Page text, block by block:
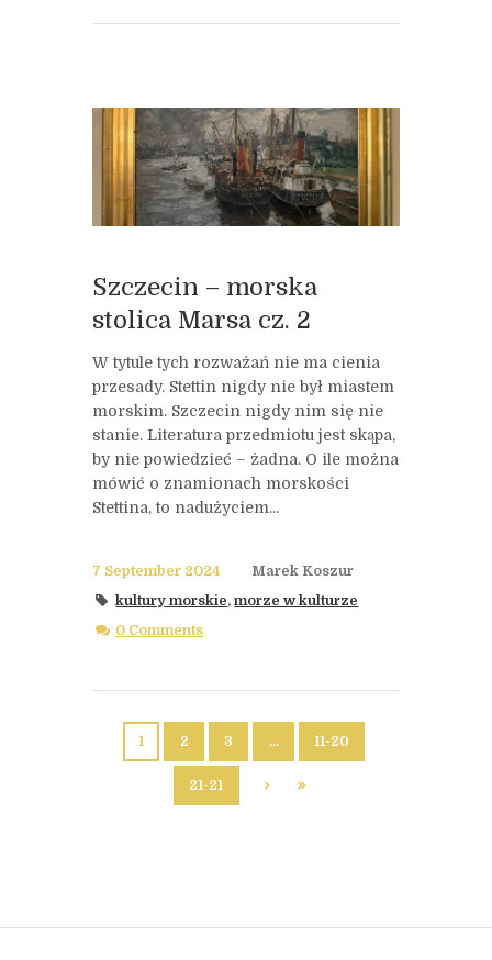
Szczecin – morska
stolica Marsa cz. 2
W tytule tych rozważań nie ma cienia
przesady. Stettin nigdy nie był miastem
morskim. Szczecin nigdy nim się nie
stanie. Literatura przedmiotu jest skąpa,
by nie powiedzieć – żadna. O ile można
mówić o znamionach morskości
Stettina, to nadużyciem...
7 September 2024
Marek Koszur
kultury morskie,morze w kulturze
0 Comments
1 2 3 … 11-20
21-21